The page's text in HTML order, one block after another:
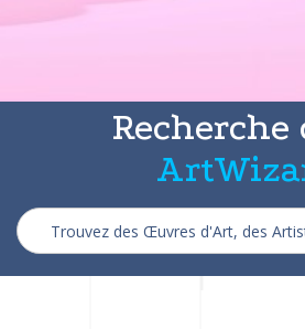
Recherche